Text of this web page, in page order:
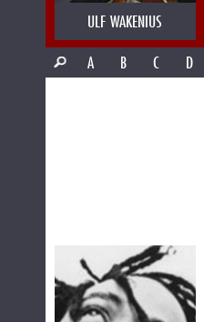
ULF WAKENIUS
A
B C D